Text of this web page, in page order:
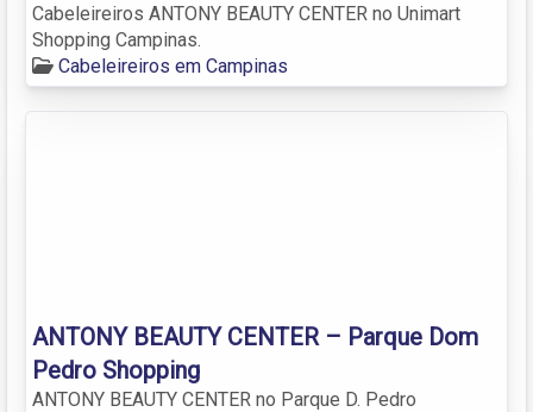
Cabeleireiros ANTONY BEAUTY CENTER no Unimart
Shopping Campinas.
Cabeleireiros em Campinas
ANTONY BEAUTY CENTER – Parque Dom
Pedro Shopping
ANTONY BEAUTY CENTER no Parque D. Pedro